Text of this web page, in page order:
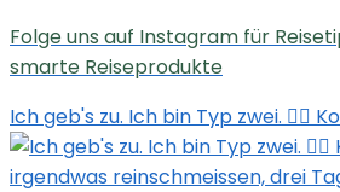
Folge uns auf Instagram für
smarte Reiseprodukte
Ich geb's zu. Ich bin Typ zwei. 🙋‍♀️